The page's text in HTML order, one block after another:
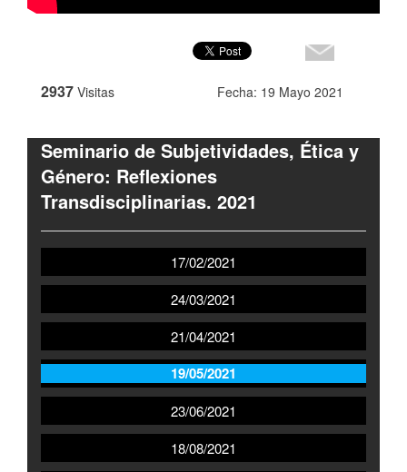
2937 Visitas Fecha: 19 Mayo 2021
Seminario de Subjetividades, Ética y
Género: Reflexiones
Transdisciplinarias. 2021
17/02/2021
24/03/2021
21/04/2021
19/05/2021
23/06/2021
18/08/2021